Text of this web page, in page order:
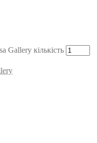
Gallery кількість